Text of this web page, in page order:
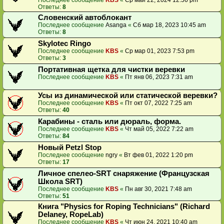
Ответы: 8
Словенский автоблокант
Последнее сообщение Asanga « Сб мар 18, 2023 10:45 am
Ответы: 8
Skylotec Ringo
Последнее сообщение KBS « Ср мар 01, 2023 7:53 pm
Ответы: 3
Портативная щетка для чистки веревки
Последнее сообщение KBS « Пт янв 06, 2023 7:31 am
Усы из динамической или статической веревки?
Последнее сообщение KBS « Пт окт 07, 2022 7:25 am
Ответы: 40
Карабины - сталь или дюраль, форма.
Последнее сообщение KBS « Чт май 05, 2022 7:22 am
Ответы: 84
Новый Petzl Stop
Последнее сообщение ngry « Вт фев 01, 2022 1:20 pm
Ответы: 17
Личное спелео-SRT снаряжение (Французская
Школа SRT)
Последнее сообщение KBS « Пн авг 30, 2021 7:48 am
Ответы: 51
Книга "Physics for Roping Technicians" (Richard
Delaney, RopeLab)
Последнее сообщение KBS « Чт июн 24, 2021 10:40 am